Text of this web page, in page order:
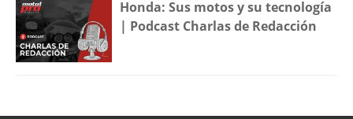
Honda: Sus motos y su tecnología
| Podcast Charlas de Redacción